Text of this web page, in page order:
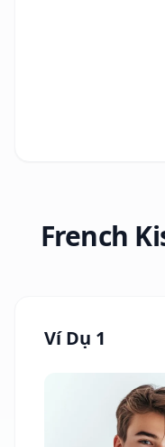
French
Ví Dụ 1